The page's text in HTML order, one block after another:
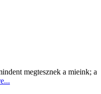
megtesznek a mieink; a